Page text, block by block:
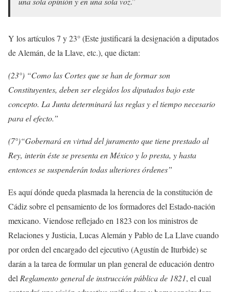
Y los artículos 7 y 23° (Este justificará la designación a diputados
de Alemán, de la Llave, etc.), que dictan:
(23°) “Como las Cortes que se han de formar son
Constituyentes, deben ser elegidos los diputados bajo este
concepto. La Junta determinará las reglas y el tiempo necesario
para el efecto.”
(7°)“Gobernará en virtud del juramento que tiene prestado al
Rey, interin éste se presenta en México y lo presta, y hasta
entonces se suspenderán todas ulteriores órdenes”
Es aquí dónde queda plasmada la herencia de la constitución de
Cádiz sobre el pensamiento de los formadores del Estado-nación
mexicano. Viendose reflejado en 1823 con los ministros de
Relaciones y Justicia, Lucas Alemán y Pablo de La Llave cuando
por orden del encargado del ejecutivo (Agustín de Iturbide) se
darán a la tarea de formular un plan general de educación dentro
del Reglamento general de instrucción pública de 1821, el cual